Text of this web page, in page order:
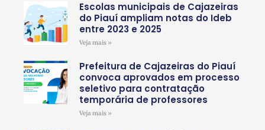
Escolas municipais de Cajazeiras
do Piauí ampliam notas do Ideb
entre 2023 e 2025
Veja mais »
Prefeitura de Cajazeiras do Piauí
convoca aprovados em processo
seletivo para contratação
temporária de professores
Veja mais »